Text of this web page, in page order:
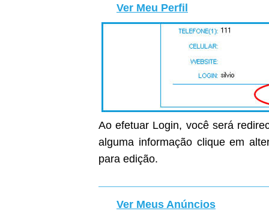
Ver Meu Perfil
Ao efetuar Login, você será
alguma informação clique em
para edição.
Ver Meus Anúncios